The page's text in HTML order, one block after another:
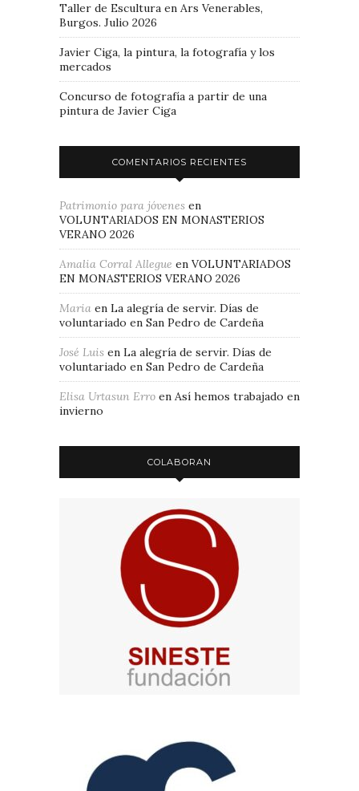
Taller de Escultura en Ars Venerables,
Burgos. Julio 2026
Javier Ciga, la pintura, la fotografía y los
mercados
Concurso de fotografía a partir de una
pintura de Javier Ciga
COMENTARIOS RECIENTES
Patrimonio para jóvenes en
VOLUNTARIADOS EN MONASTERIOS
VERANO 2026
Amalia Corral Allegue en VOLUNTARIADOS
EN MONASTERIOS VERANO 2026
Maria en La alegría de servir. Días de
voluntariado en San Pedro de Cardeña
José Luis en La alegría de servir. Días de
voluntariado en San Pedro de Cardeña
Elisa Urtasun Erro en Así hemos trabajado en
invierno
COLABORAN